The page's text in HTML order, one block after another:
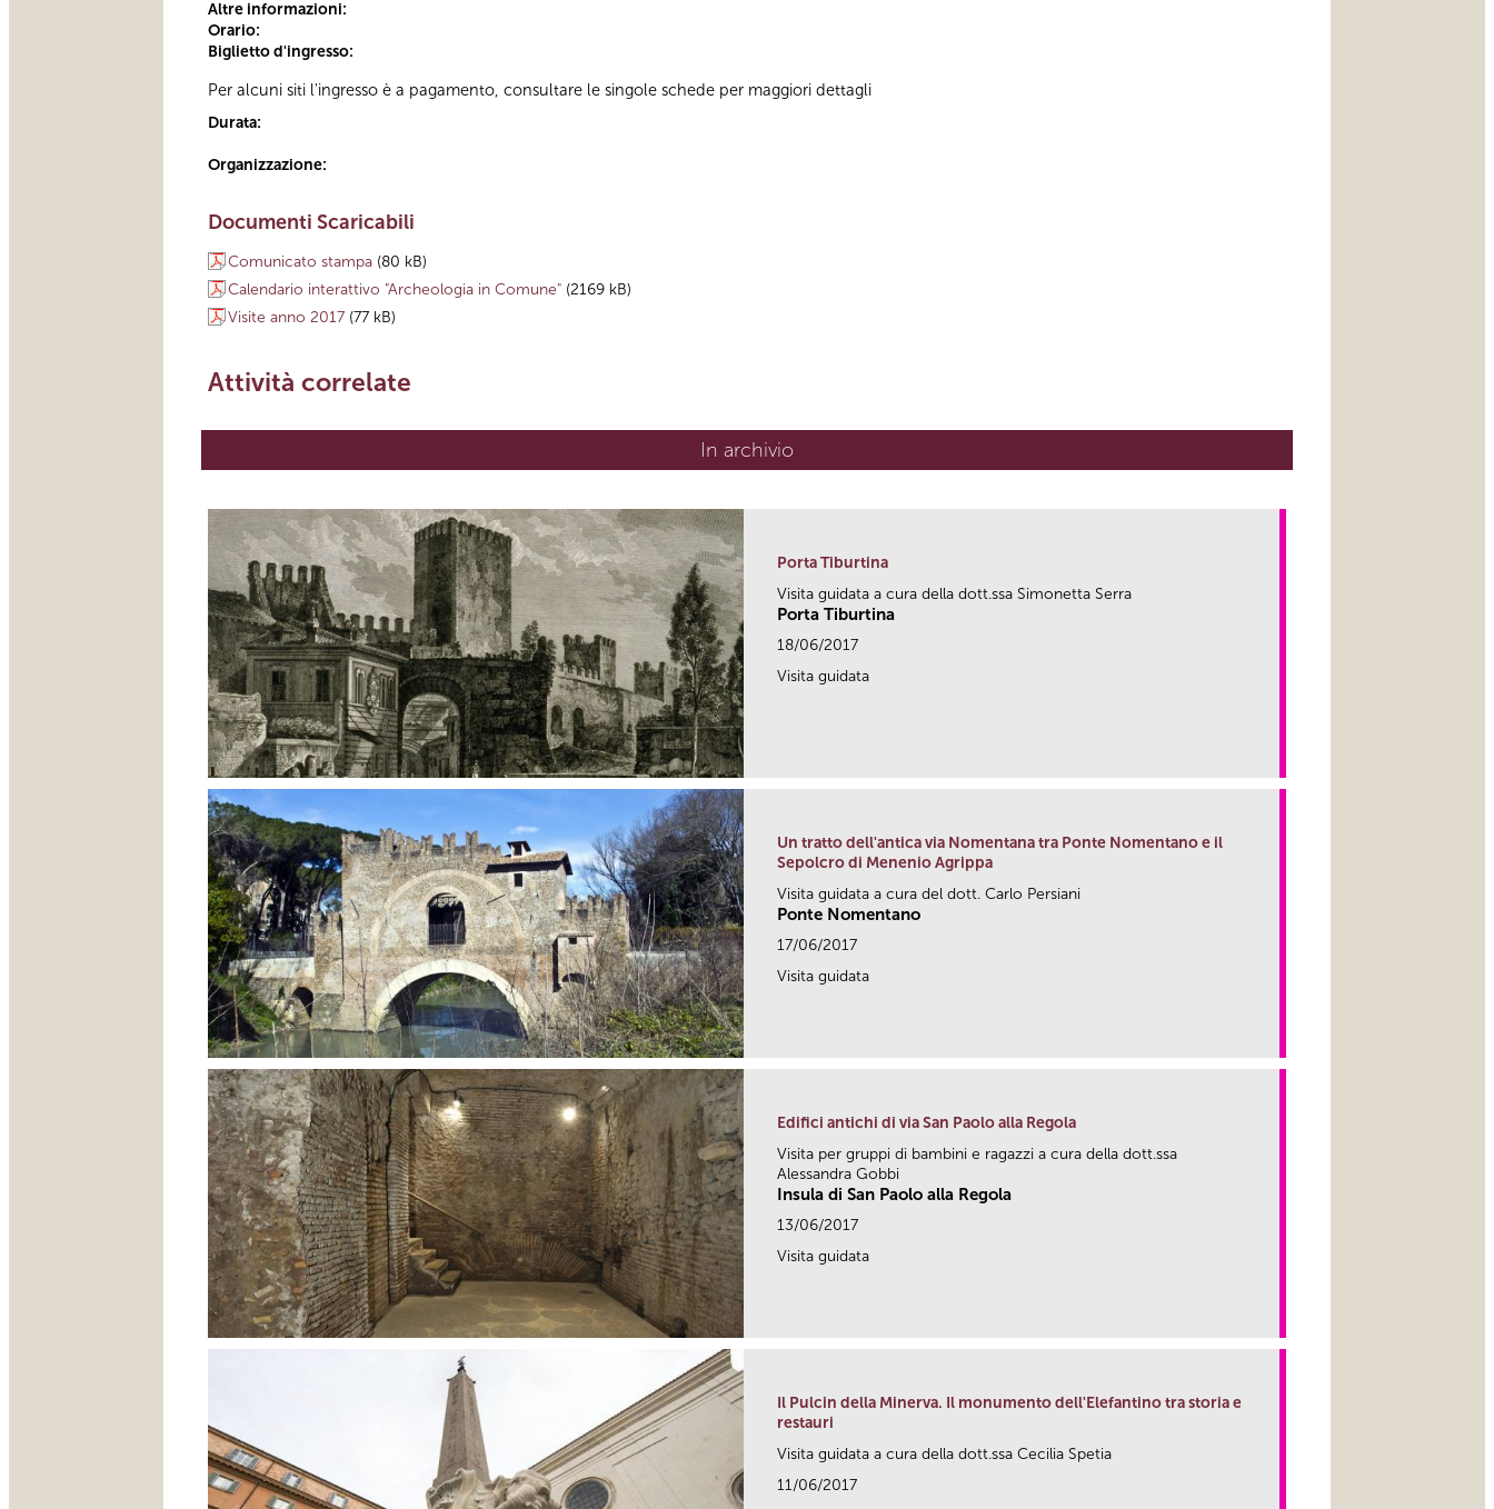
Altre informazioni:
Orario:
Biglietto d'ingresso:
Per alcuni siti l'ingresso è a pagamento, consultare le singole schede per maggiori dettagli
Durata:
Organizzazione:
Documenti Scaricabili
Comunicato stampa (80 kB)
Calendario interattivo "Archeologia in Comune" (2169 kB)
Visite anno 2017 (77 kB)
Attività correlate
In archivio
Porta Tiburtina
Visita guidata a cura della dott.ssa Simonetta Serra
Porta Tiburtina
18/06/2017
Visita guidata
Un tratto dell'antica via Nomentana tra Ponte Nomentano e il
Sepolcro di Menenio Agrippa
Visita guidata a cura del dott. Carlo Persiani
Ponte Nomentano
17/06/2017
Visita guidata
Edifici antichi di via San Paolo alla Regola
Visita per gruppi di bambini e ragazzi a cura della dott.ssa
Alessandra Gobbi
Insula di San Paolo alla Regola
13/06/2017
Visita guidata
Il Pulcin della Minerva. Il monumento dell'Elefantino tra storia e
restauri
Visita guidata a cura della dott.ssa Cecilia Spetia
11/06/2017